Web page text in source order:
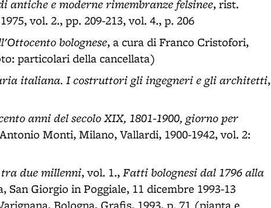
antiche e moderne rimembranze felsinee, rist.
vol. 2., pp. 209-213, vol. 4., p. 206
bolognese, a cura di Franco Cristofori,
particolari della cancellata)
italiana. I costruttori gli ingegneri e gli architetti,
anni del secolo XIX, 1801-1900, giorno per
Monti, Milano, Vallardi, 1900-1942, vol. 2:
due millenni, vol. 1.,Fatti bolognesi dal 1796 alla
San Giorgio in Poggiale, 11 dicembre 1993-13